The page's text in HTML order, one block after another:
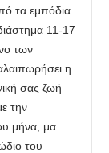
τα εμπόδια
11-17
των
η
σας ζωή
την
μήνα, μα
του